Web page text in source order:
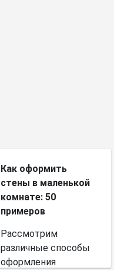
Как оформить
стены в маленькой
комнате: 50
примеров
Рассмотрим
различные способы
оформления